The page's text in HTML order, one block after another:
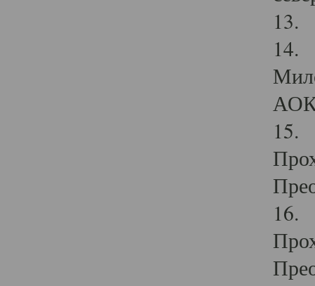
13.
14.
15.
16.